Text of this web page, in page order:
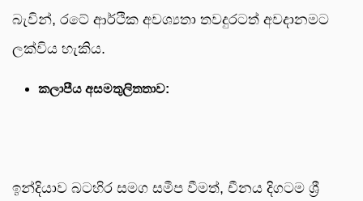
බැවින්, රටේ ආර්ථික අවශ්‍යතා තවදුරටත් අවදානමට
ලක්විය හැකිය.
කලාපීය අසමතුලිතතාව:
ඉන්දියාව බටහිර සමග සමීප වීමත්, චීනය දිගටම ශ්‍රී